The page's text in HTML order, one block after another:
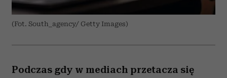
(Fot. South_agency/ Getty Images)
Podczas gdy w mediach przetacza się